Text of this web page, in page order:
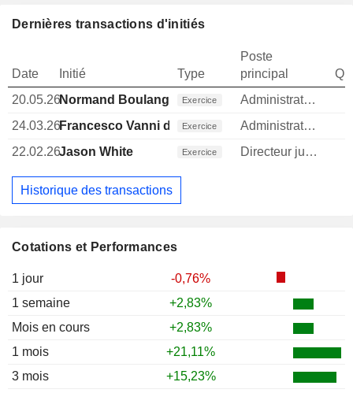
Cotations et Performances
1 jour
-0,76%
1 semaine
+2,83%
Mois en cours
+2,83%
1 mois
+21,11%
3 mois
+15,23%
Dernières transactions d'initiés
Date Initié Type
Poste
principal
20.05.26Normand Boulanger Exercice Administrateur
24.03.26Francesco Vanni d'Archirafi
Exercice Administrateur
22.02.26Jason White Exercice Directeur juridique
Historique des transactions